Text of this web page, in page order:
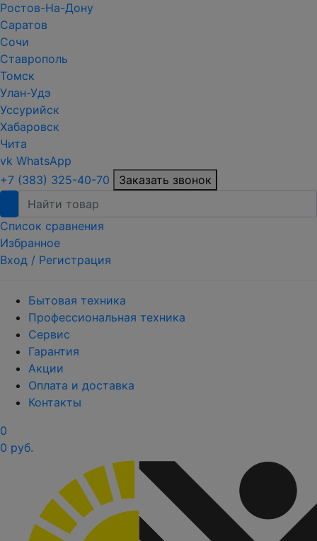
Ростов-На-Дону
Саратов
Сочи
Ставрополь
Томск
Улан-Удэ
Уссурийск
Хабаровск
Чита
vk WhatsApp
+7 (383) 325-40-70
Заказать звонок
Список сравнения
Избранное
Вход / Регистрация
Бытовая техника
Профессиональная техника
Сервис
Гарантия
Акции
Оплата и доставка
Контакты
0
0 руб.